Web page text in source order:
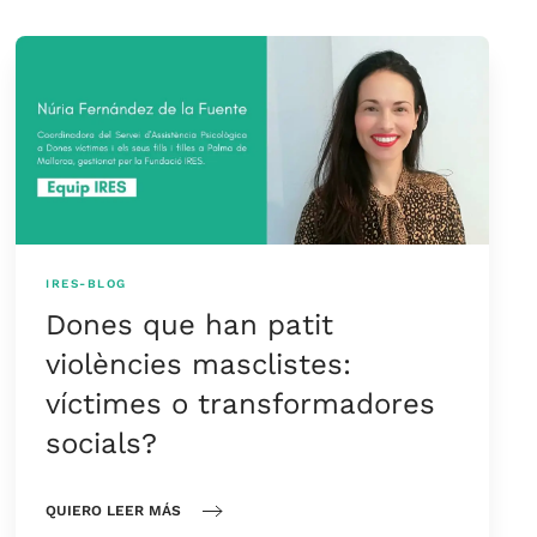
IRES-BLOG
Dones que han patit
violències masclistes:
víctimes o transformadores
socials?
QUIERO LEER MÁS